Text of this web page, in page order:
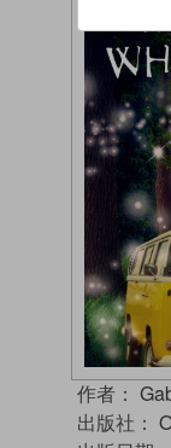
作者：
出版社：